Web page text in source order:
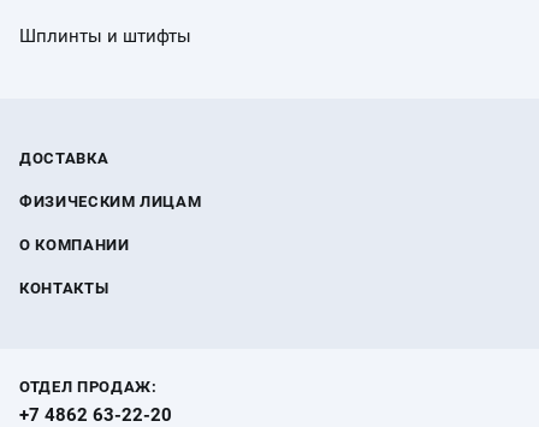
Шплинты и штифты
ДОСТАВКА
ФИЗИЧЕСКИМ ЛИЦАМ
О КОМПАНИИ
КОНТАКТЫ
ОТДЕЛ ПРОДАЖ:
+7 4862 63-22-20